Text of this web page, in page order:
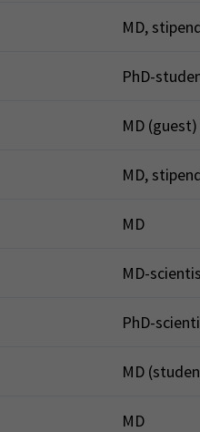
MD,
PhD-
MD (guest)
MD,
MD
MD-
PhD-
MD
MD